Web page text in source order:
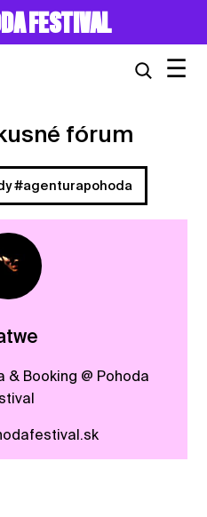
FESTIVAL
☰
fórum
#agenturapohoda
& Booking @ Pohoda